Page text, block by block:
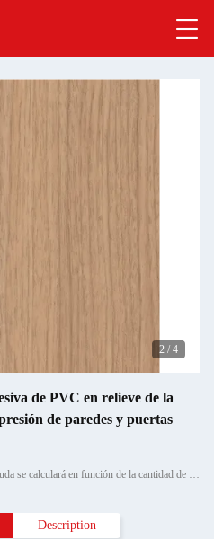
2 / 4
de PVC en relieve de la
de paredes y puertas
Condiciones de pago: El importe de la ayuda se calculará en función de la cantidad de productos que se hayan vendido.
Description